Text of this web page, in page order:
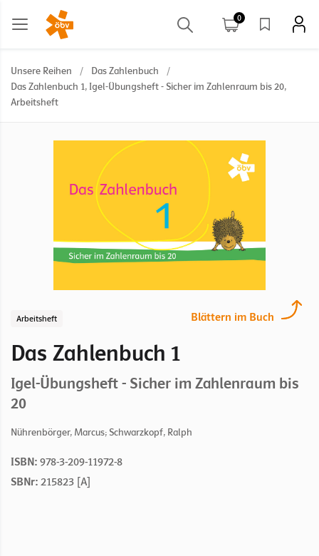
0
Unsere Reihen / Das Zahlenbuch
/
Das Zahlenbuch 1, Igel-Übungsheft - Sicher im Zahlenraum bis 20,
Arbeitsheft
Blättern im Buch
Arbeitsheft
Das Zahlenbuch 1
Igel-Übungsheft - Sicher im Zahlenraum bis
20
Nührenbörger, Marcus; Schwarzkopf, Ralph
ISBN: 978-3-209-11972-8
SBNr: 215823 [A]